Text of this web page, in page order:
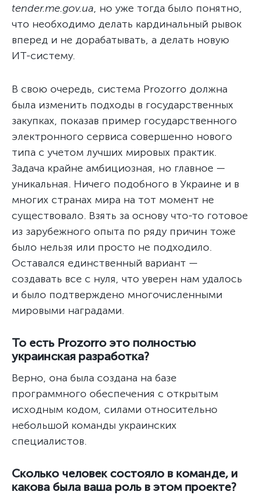
tender.me.gov.ua, но уже тогда было понятно,
что необходимо делать кардинальный рывок
вперед и не дорабатывать, а делать новую
ИТ-систему.
В свою очередь, система Prozorro должна
была изменить подходы в государственных
закупках, показав пример государственного
электронного сервиса совершенно нового
типа с учетом лучших мировых практик.
Задача крайне амбициозная, но главное —
уникальная. Ничего подобного в Украине и в
многих странах мира на тот момент не
существовало. Взять за основу что-то готовое
из зарубежного опыта по ряду причин тоже
было нельзя или просто не подходило.
Оставался единственный вариант —
создавать все с нуля, что уверен нам удалось
и было подтверждено многочисленными
мировыми наградами.
То есть Prozorro это полностью
украинская разработка?
Верно, она была создана на базе
программного обеспечения с открытым
исходным кодом, силами относительно
небольшой команды украинских
специалистов.
Сколько человек состояло в команде, и
какова была ваша роль в этом проекте?